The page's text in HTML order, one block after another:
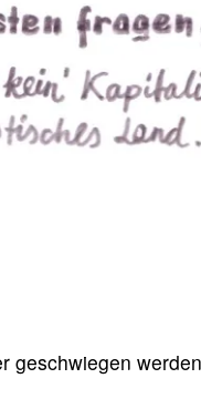
geschwiegen